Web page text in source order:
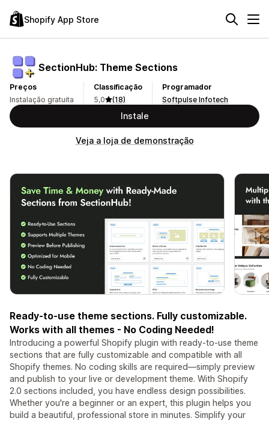
Shopify App Store
SectionHub: Theme Sections
Preços
Instalação gratuita
Classificação
5,0
(18)
Programador
Softpulse Infotech
Instale
Veja a loja de demonstração
Ready-to-use theme sections. Fully customizable.
Works with all themes - No Coding Needed!
Introducing a powerful Shopify plugin with ready-to-use theme
sections that are fully customizable and compatible with all
Shopify themes. No coding skills are required—simply preview
and publish to your live or development theme. With Shopify
2.0 sections included, you have endless design possibilities.
Whether you're a beginner or an expert, this plugin helps you
build a beautiful, professional store in minutes. Simplify your